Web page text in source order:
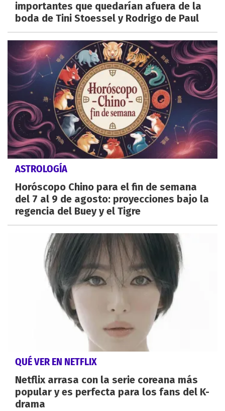
importantes que quedarían afuera de la
boda de Tini Stoessel y Rodrigo de Paul
ASTROLOGÍA
Horóscopo Chino para el fin de semana
del 7 al 9 de agosto: proyecciones bajo la
regencia del Buey y el Tigre
QUÉ VER EN NETFLIX
Netflix arrasa con la serie coreana más
popular y es perfecta para los fans del K-
drama